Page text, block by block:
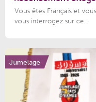
Vous êtes Français et
vous interrogez sur ce...
Jumelage